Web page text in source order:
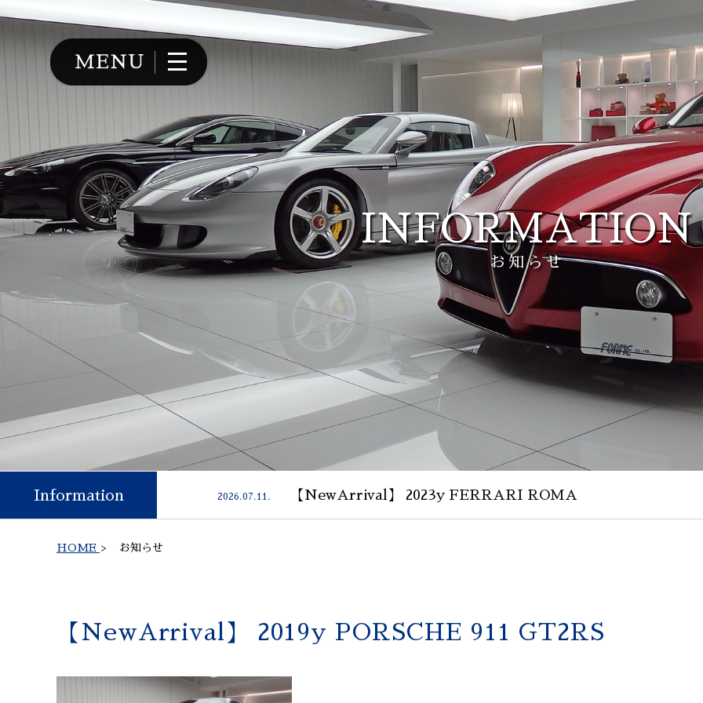
INFORMATION
お知らせ
Information 2026.07.11. 【NewArrival】 2023y FERRARI ROMA
HOME > お知らせ
【NewArrival】 2019y PORSCHE 911 GT2RS